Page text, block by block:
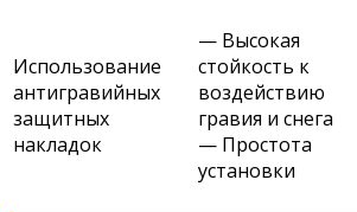
Использование
антигравийных
защитных
накладок
— Высокая
стойкость к
воздействию
гравия и снега
— Простота
установки